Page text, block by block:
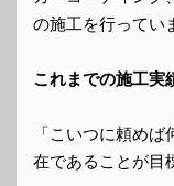
の施工を行ってい
これまでの施工実
「こいつに頼め
在であることが目